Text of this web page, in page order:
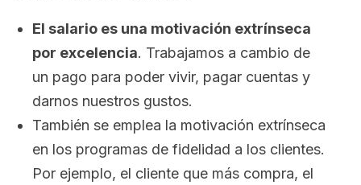
El salario es una motivación extrínseca
por excelencia. Trabajamos a cambio de
un pago para poder vivir, pagar cuentas y
darnos nuestros gustos.
También se emplea la motivación extrínseca
en los programas de fidelidad a los clientes.
Por ejemplo, el cliente que más compra, el